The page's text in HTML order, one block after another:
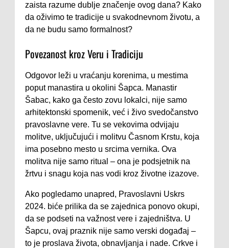
zaista razume dublje značenje ovog dana? Kako
da oživimo te tradicije u svakodnevnom životu, a
da ne budu samo formalnost?
Povezanost kroz Veru i Tradiciju
Odgovor leži u vraćanju korenima, u mestima
poput manastira u okolini Šapca. Manastir
Šabac, kako ga često zovu lokalci, nije samo
arhitektonski spomenik, već i živo svedočanstvo
pravoslavne vere. Tu se vekovima odvijaju
molitve, uključujući i molitvu Časnom Krstu, koja
ima posebno mesto u srcima vernika. Ova
molitva nije samo ritual – ona je podsjetnik na
žrtvu i snagu koja nas vodi kroz životne izazove.
Ako pogledamo unapred, Pravoslavni Uskrs
2024. biće prilika da se zajednica ponovo okupi,
da se podseti na važnost vere i zajedništva. U
Šapcu, ovaj praznik nije samo verski događaj –
to je proslava života, obnavljanja i nade. Crkve i